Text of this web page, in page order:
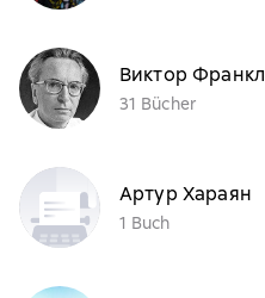
Виктор Франкл
31 Bücher
Артур Хараян
1 Buch